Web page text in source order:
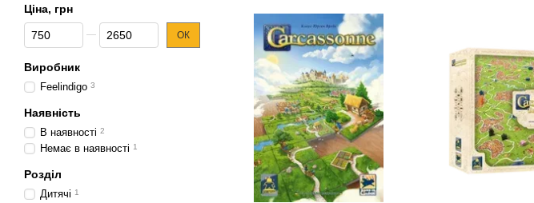
Ціна, грн
Від Ціна, грн
До Ціна, грн ОК
Виробник
Feelindigo 3
Наявність
В наявності 2
Немає в наявності 1
Розділ
Дитячі 1